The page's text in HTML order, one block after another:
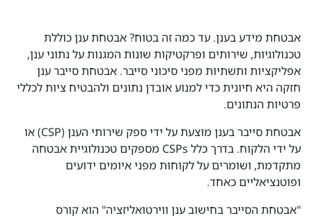
אבטחת מידע בענן. עד כמה זה בטוח? אבטחת ענן כוללת
טכנולוגיות, שירותים ופרקטיקות שונות המגנות על נתוני ענן,
אפליקציות ותשתיות מפני סיכוני סייבר. אבטחת סייבר ענן
חזקה היא חיונית כדי למנוע אובדן נתונים ולהבטיח ציות לכללי
פרטיות הנתונים.
אבטחת סייבר בענן מוצעת על ידי ספק שירותי הענן (CSP) או
על ידי הלקוח. בדרך כלל CSPs מספקים טכנולוגיית אבטחה
מתקדמת, ושומרים על לקוחות מפני איומים ידועים
ופוטנציאליים כאחד.
"אבטחת הסייבר בחישוב ענן ווירטואליזציה" הוא קורס